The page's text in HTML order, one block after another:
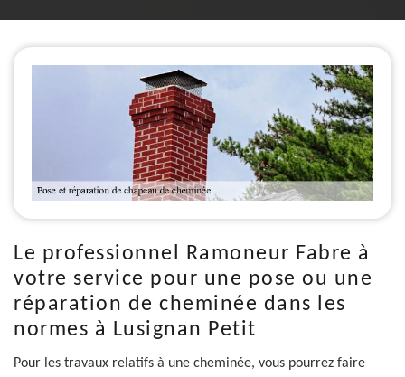
Le professionnel Ramoneur Fabre à
votre service pour une pose ou une
réparation de cheminée dans les
normes à Lusignan Petit
Pour les travaux relatifs à une cheminée, vous pourrez faire